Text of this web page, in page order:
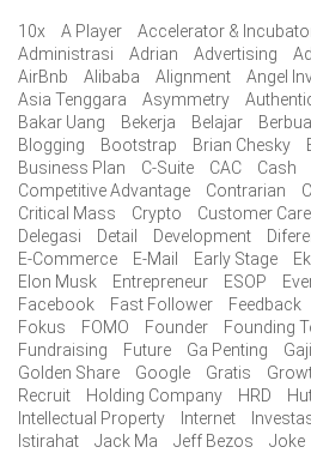
10x A Player Accelerator &
Administrasi
Adrian Advertising
AirBnb
Alibaba Alignment Angel
Asia Tenggara
Asymmetry
Bakar Uang
Bekerja Belajar
Blogging
Bootstrap Brian Chesky
Business Plan
C-Suite CAC Cash
Competitive Advantage
Contrarian
Critical Mass
Crypto Customer
Delegasi
Detail Development
E-Commerce
E-Mail Early Stage
Elon Musk
Entrepreneur ESOP
Facebook
Fast Follower Feedback
Fokus
FOMO Founder Founding
Fundraising
Future Ga Penting Gaji
Golden Share
Google Gratis
Recruit
Holding Company HRD
Intellectual Property
Internet
Istirahat
Jack Ma Jeff Bezos Joke